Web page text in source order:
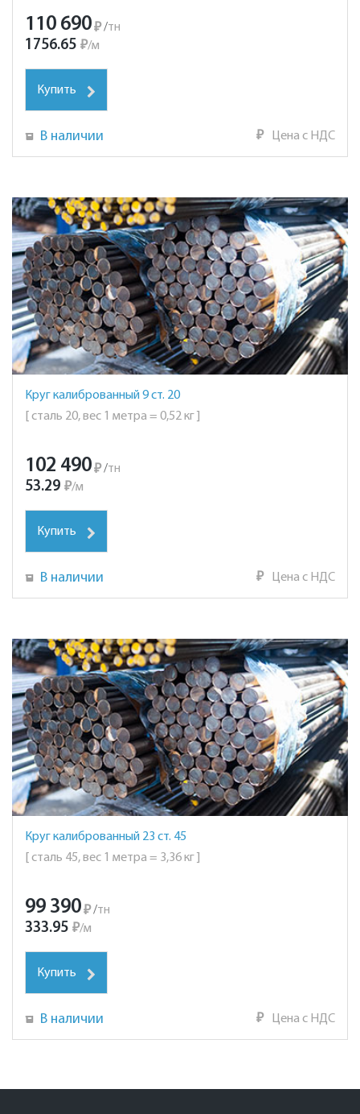
110 690₽ /тн
1756.65 ₽/м
Купить
В наличии ₽ Цена с НДС
Круг калиброванный 9 ст. 20
[ сталь 20, вес 1 метра = 0,52 кг ]
102 490₽ /тн
53.29 ₽/м
Купить
В наличии ₽ Цена с НДС
Круг калиброванный 23 ст. 45
[ сталь 45, вес 1 метра = 3,36 кг ]
99 390₽ /тн
333.95 ₽/м
Купить
В наличии ₽ Цена с НДС